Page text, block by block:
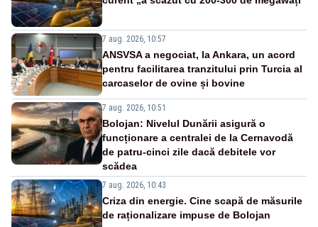
7 aug. 2026, 10:57
ANSVSA a negociat, la Ankara, un acord
pentru facilitarea tranzitului prin Turcia al
carcaselor de ovine și bovine
7 aug. 2026, 10:51
Bolojan: Nivelul Dunării asigură o
funcționare a centralei de la Cernavodă
de patru-cinci zile dacă debitele vor
scădea
7 aug. 2026, 10:43
Criza din energie. Cine scapă de măsurile
de raționalizare impuse de Bolojan